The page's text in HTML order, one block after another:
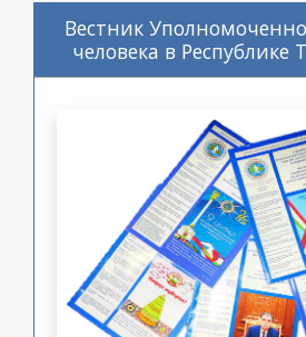
Вестник
человека в Республике